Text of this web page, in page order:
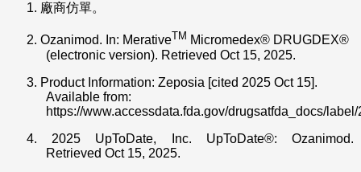
1. 廠商仿單。
2. Ozanimod. In: MerativeTM Micromedex® DRUGDEX®
(electronic version). Retrieved Oct 15, 2025.
3. Product Information: Zeposia [cited 2025 Oct 15].
Available from:
https://www.accessdata.fda.gov/drugsatfda_docs/
4. 2025 UpToDate, Inc. UpToDate®: Ozanimod.
Retrieved Oct 15, 2025.